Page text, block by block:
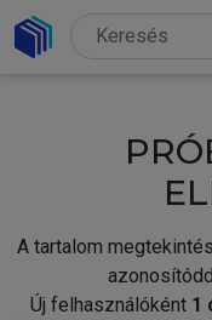
A tartalom
Új felhasználóként 1